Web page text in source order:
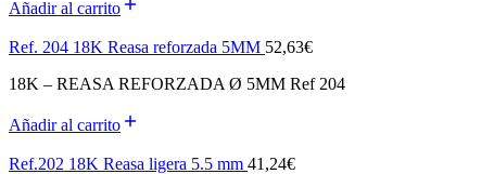
Añadir al carrito
Ref. 204 18K Reasa reforzada 5MM 52,63€
18K – REASA REFORZADA Ø 5MM Ref 204
Añadir al carrito
Ref.202 18K Reasa ligera 5.5 mm 41,24€